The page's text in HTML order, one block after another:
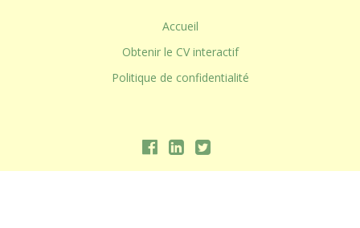
Accueil
Obtenir le CV interactif
Politique de confidentialité